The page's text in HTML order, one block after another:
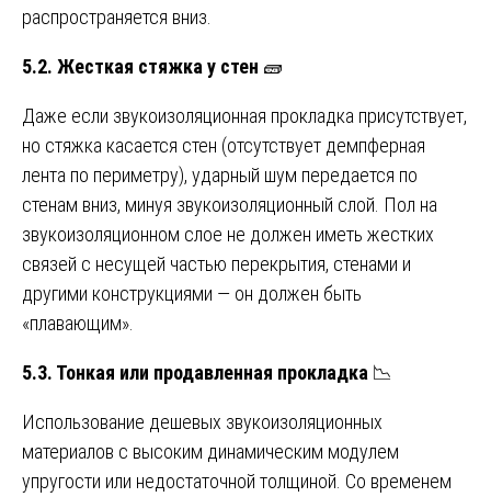
распространяется вниз.
5.2. Жесткая стяжка у стен 🧱
Даже если звукоизоляционная прокладка присутствует,
но стяжка касается стен (отсутствует демпферная
лента по периметру), ударный шум передается по
стенам вниз, минуя звукоизоляционный слой. Пол на
звукоизоляционном слое не должен иметь жестких
связей с несущей частью перекрытия, стенами и
другими конструкциями — он должен быть
«плавающим».
5.3. Тонкая или продавленная прокладка 📉
Использование дешевых звукоизоляционных
материалов с высоким динамическим модулем
упругости или недостаточной толщиной. Со временем